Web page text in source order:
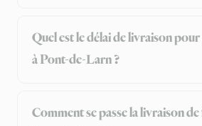
Quel est le délai de livraison
à Pont-de-Larn ?
Comment se passe la livraison de